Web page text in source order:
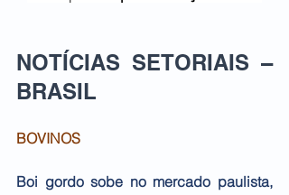
NOTÍCIAS SETORIAIS –
BRASIL
BOVINOS
Boi gordo sobe no mercado paulista,